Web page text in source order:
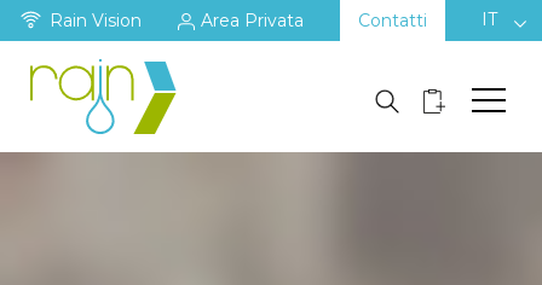
Rain Vision Area Privata Contatti IT